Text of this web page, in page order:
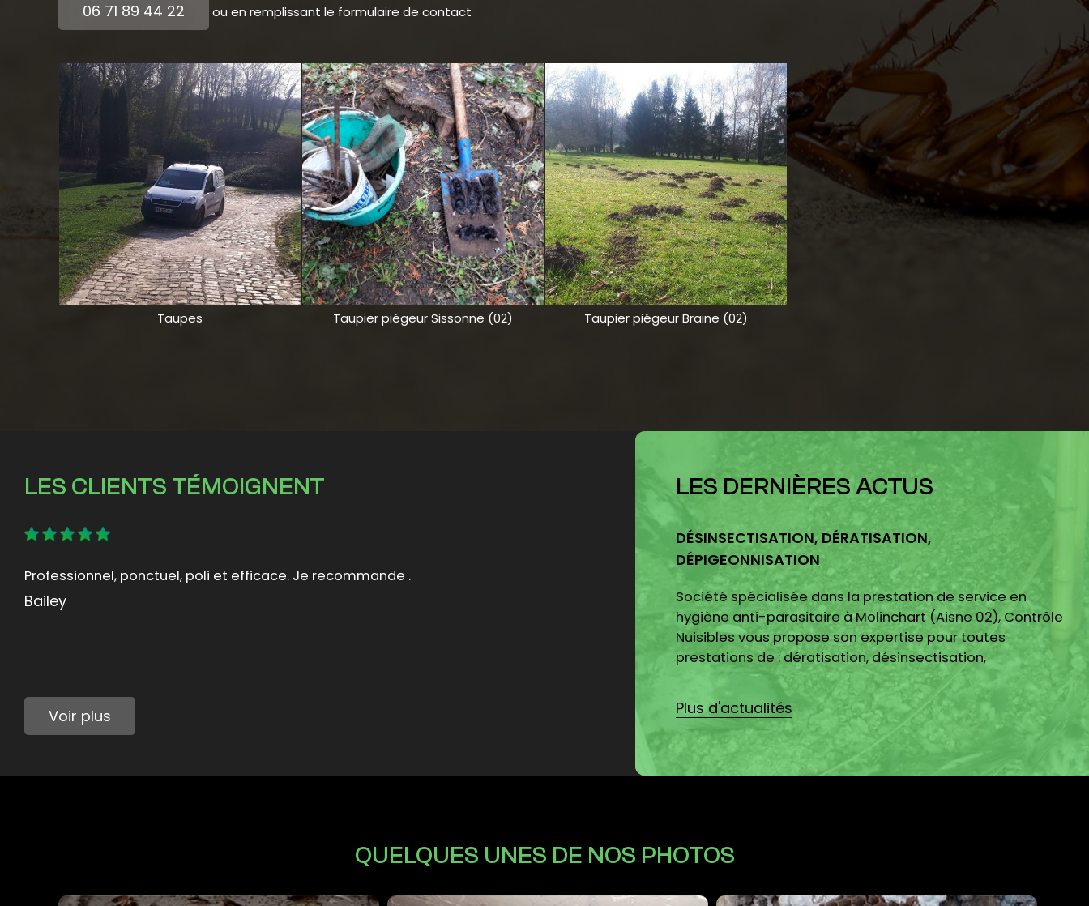
06 71 89 44 22 ou en remplissant le formulaire de contact
Taupes Taupier piégeur Sissonne (02) Taupier piégeur Braine (02)
LES CLIENTS TÉMOIGNENT
Intervention « éclair » et très professionnelle Très bon accueil et disponible pour les
explications Je recommande
Voir plus
LES DERNIÈRES ACTUS
DÉSINSECTISATION, DÉRATISATION,
DÉPIGEONNISATION
Société spécialisée dans la prestation de service en
hygiène anti-parasitaire à Molinchart (Aisne 02), Contrôle
Nuisibles vous propose son expertise pour toutes
prestations de : dératisation, désinsectisation,
dépigeonnisation,...
Plus d'actualités
QUELQUES UNES DE NOS PHOTOS